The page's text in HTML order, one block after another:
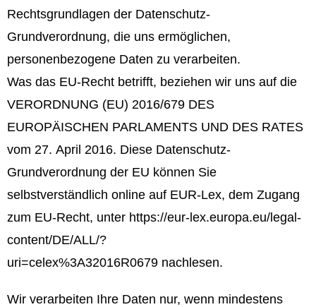
Rechtsgrundlagen der Datenschutz-
Grundverordnung, die uns ermöglichen,
personenbezogene Daten zu verarbeiten.
Was das EU-Recht betrifft, beziehen wir uns auf die
VERORDNUNG (EU) 2016/679 DES
EUROPÄISCHEN PARLAMENTS UND DES RATES
vom 27. April 2016. Diese Datenschutz-
Grundverordnung der EU können Sie
selbstverständlich online auf EUR-Lex, dem Zugang
zum EU-Recht, unter https://eur-lex.europa.eu/legal-
content/DE/ALL/?
uri=celex%3A32016R0679 nachlesen.
Wir verarbeiten Ihre Daten nur, wenn mindestens